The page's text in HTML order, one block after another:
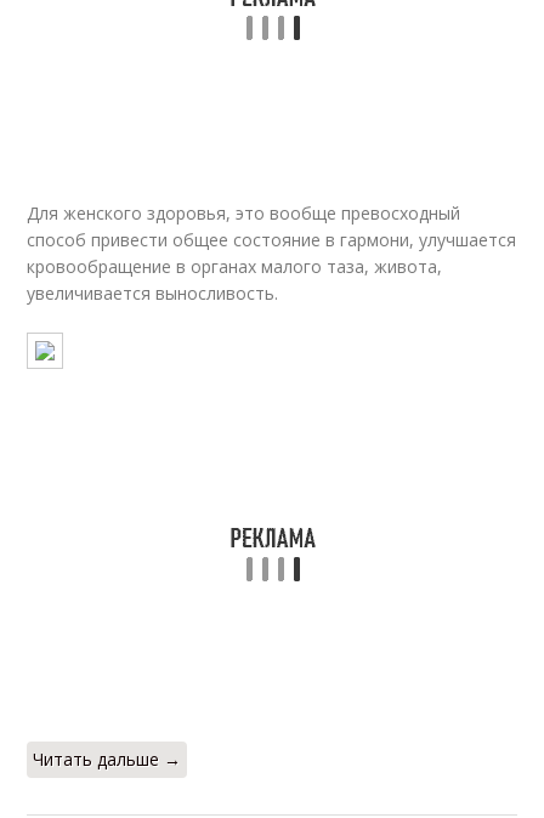
Для женского здоровья, это вообще превосходный
способ привести общее состояние в гармони, улучшается
кровообращение в органах малого таза, живота,
увеличивается выносливость.
Читать дальше →